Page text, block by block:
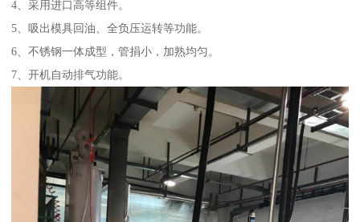
4、采用进口高等组件。
5、吸出模具回油、全负压运转等功能。
6、不锈钢一体成型，管捐小，加熟均匀。
7、开机自动排气功能。